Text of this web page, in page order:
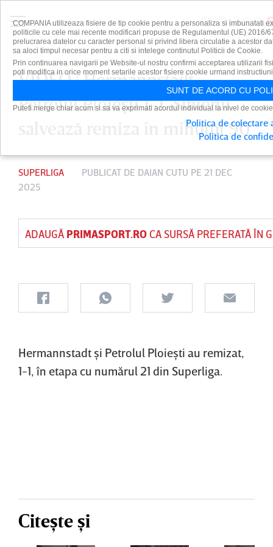
VIDEO | Hermannstadt –
Petrolul Ploieşti 1-1. Sibienii
salvează remiza în minutul 90
SUPERLIGA PUBLICAT DE DAIAN CUTU PE 21 DEC
2025
ADAUGĂ PRIMASPORT.ROCA SURSĂ PREFERATĂ ÎN
Hermannstadt şi Petrolul Ploieşti au remizat,
1-1, în etapa cu numărul 21 din Superliga.
Citește și
COMPANIA utilizeaza fisiere de tip cookie pentru a personaliza si imbunatati
politicile cu cele mai recente modificari propuse de Regulamentul (UE) 2016/
prelucrarea datelor cu caracter personal si privind libera circulatie a acestor
sa aloci timpul necesar pentru a citi si intelege continutul Politicii de Cookie.
Prin continuarea navigarii pe Website-ul nostru confirmi acceptarea utilizarii
poti modifica in orice moment setarile acestor fisiere cookie urmand
SUNT DE ACORD CU
Puteti merge chiar acum si sa va exprimati acordul individual la nivel de
Politica de colectare
Politica de